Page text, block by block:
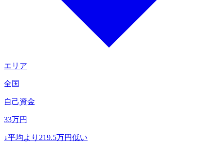
エリア
全国
自己資金
33万円
↓平均より 219.5万円低い